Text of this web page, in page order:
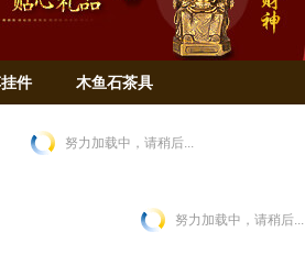
件 木鱼石茶具
努力加载中，请稍后...
努力加载中，请稍后...